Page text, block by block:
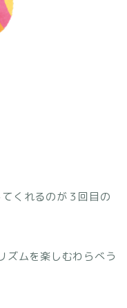
くれるのが３回目の
ズムを楽しむわらべう